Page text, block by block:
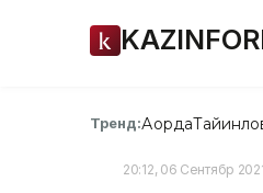
Тренд:Ақорда
20:12, 06 Сентябр